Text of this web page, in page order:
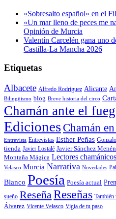
«Sobresalto español» en el
«Un mar lleno de peces me
Opinión de Murcia
Valentín Carcelén gana uno
Castilla-La Mancha 2026
Etiquetas
Albacete Alfredo Rodríguez Alicante
Bilingüismo blog Breve historia del circo
Chamán ante el
Ediciones Chamán
Entrevista Entrevistas Esther Peñas
tienda Javier Lostalé Javier Sánchez
Montaña Mágica Lectores chamánicos
Velasco Murcia Narrativa Novedades
Blanco Poesía Poesía actual
sueño Reseña Reseñas
Álvarez Vicente Velasco Vigía de tu paso